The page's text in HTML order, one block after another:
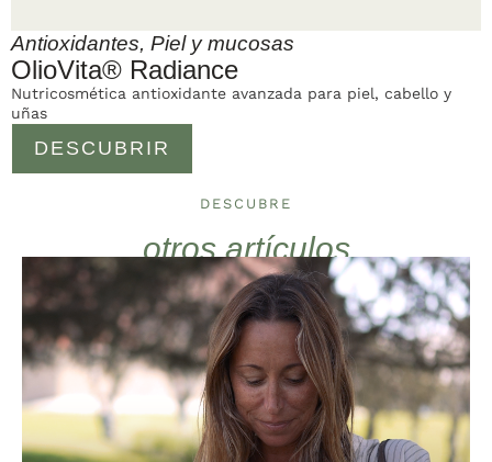
Antioxidantes, Piel y mucosas
OlioVita® Radiance
DESCUBRIR
Nutricosmética antioxidante avanzada para piel, cabello y
uñas
DESCUBRE
otros artículos